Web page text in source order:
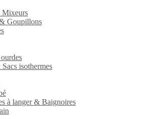
Mixeurs
Goupillons
isothermes
à langer & Baignoires